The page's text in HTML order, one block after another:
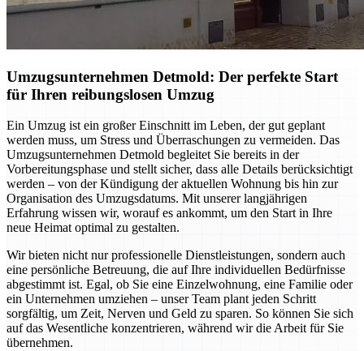
Umzugsunternehmen Detmold: Der perfekte Start
für Ihren reibungslosen Umzug
Ein Umzug ist ein großer Einschnitt im Leben, der gut geplant
werden muss, um Stress und Überraschungen zu vermeiden. Das
Umzugsunternehmen Detmold begleitet Sie bereits in der
Vorbereitungsphase und stellt sicher, dass alle Details berücksichtigt
werden – von der Kündigung der aktuellen Wohnung bis hin zur
Organisation des Umzugsdatums. Mit unserer langjährigen
Erfahrung wissen wir, worauf es ankommt, um den Start in Ihre
neue Heimat optimal zu gestalten.
Wir bieten nicht nur professionelle Dienstleistungen, sondern auch
eine persönliche Betreuung, die auf Ihre individuellen Bedürfnisse
abgestimmt ist. Egal, ob Sie eine Einzelwohnung, eine Familie oder
ein Unternehmen umziehen – unser Team plant jeden Schritt
sorgfältig, um Zeit, Nerven und Geld zu sparen. So können Sie sich
auf das Wesentliche konzentrieren, während wir die Arbeit für Sie
übernehmen.